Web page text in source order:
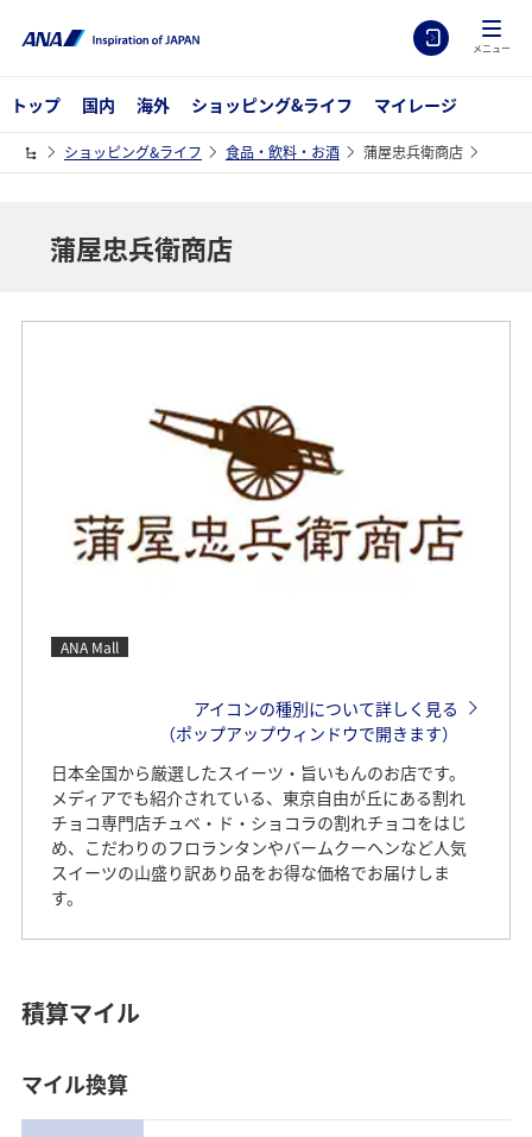
メニュー
トップ 国内 海外 ショッピング&ライフ マイレージ
ショッピング&ライフ 食品・飲料・お酒 蒲屋忠兵衛商店
蒲屋忠兵衛商店
ANA Mall
アイコンの種別について詳しく見る
（ポップアップウィンドウで開きます）
日本全国から厳選したスイーツ・旨いもんのお店です。
メディアでも紹介されている、東京自由が丘にある割れ
チョコ専門店チュベ・ド・ショコラの割れチョコをはじ
め、こだわりのフロランタンやバームクーヘンなど人気
スイーツの山盛り訳あり品をお得な価格でお届けしま
す。
積算マイル
マイル換算